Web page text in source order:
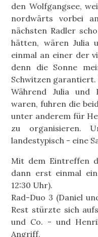
den Wolfgangsee,
nordwärts vorbei
nächsten Radler
hätten, wären Julia
einmal an einer der
denn die Sonne
Schwitzen garantiert.
Während Julia und
waren, fuhren die
unter anderem für
zu organisieren.
landestypisch - eine
Mit dem Eintreffen
dann erst einmal
12:30 Uhr).
Rad-Duo 3 (Daniel
Rest stürzte sich
und Co. - und
Angriff.